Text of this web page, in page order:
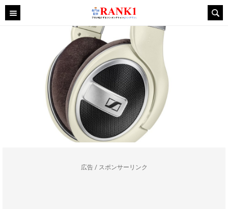
広告 / スポンサーリンク